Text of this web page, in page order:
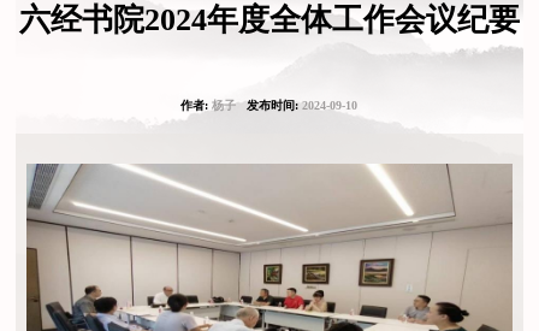
六经书院2024年度全体工作会议纪要
作者:杨子发布时间:2024-09-10